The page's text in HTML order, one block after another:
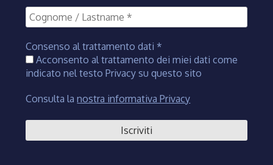
Consenso al trattamento dati *
Acconsento al trattamento dei miei dati come
indicato nel testo Privacy su questo sito
Consulta lanostra informativa Privacy